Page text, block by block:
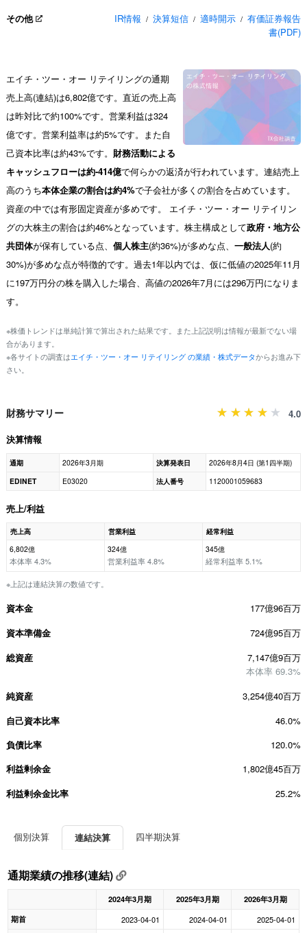
その他 IR情報 / 決算短信 / 適時開示 / 有価証券報告
書(PDF)
エイチ・ツー・オー リテイリングの通期
売上高(連結)は6,802億です。直近の売上高
は昨対比で約100%です。営業利益は324
億です。営業利益率は約5%です。また自
己資本比率は約43%です。 財務活動による
キャッシュフローは約-414億で何らかの返済が行われています。連結売上
高のうち本体企業の割合は約4%で子会社が多くの割合を占めています。
資産の中では有形固定資産が多めです。 エイチ・ツー・オー リテイリン
グの大株主の割合は約46%となっています。株主構成として政府・地方公
共団体が保有している点、 個人株主(約36%)が多めな点、 一般法人(約
30%)が多めな点が特徴的です。過去1年以内では、仮に低値の2025年11月
に197万円分の株を購入した場合、高値の2026年7月には296万円になりま
す。
※株価トレンドは単純計算で算出された結果です。また上記説明は情報が最新でない場
合があります。
※各サイトの調査はエイチ・ツー・オー リテイリング の業績・株式データからお進み下
さい。
財務サマリー
4.0
決算情報
通期 2026年3月期 決算発表日
2026年8月4日 (第1四半期)
EDINET
E03020 法人番号 1120001059683
売上/利益
売上高 営業利益
経常利益
6,802億
本体率 4.3%
324億
営業利益率 4.8%
345億
経常利益率 5.1%
※上記は連結決算の数値です。
資本金
177億96百万
資本準備金
724億95百万
総資産
7,147億9百万
本体率 69.3%
純資産
3,254億40百万
自己資本比率
46.0%
負債比率
120.0%
利益剰余金
1,802億45百万
利益剰余金比率
25.2%
個別決算 連結決算 四半期決算
通期業績の推移(連結)
2024年3月期 2025年3月期
2026年3月期
期首
2023-04-01 2024-04-01 2025-04-01